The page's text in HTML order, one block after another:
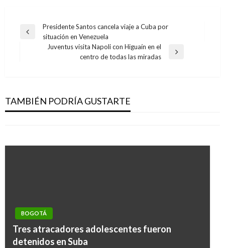
Navegación
Entrada
Presidente Santos cancela viaje a Cuba por
situación en Venezuela
Juventus visita Napoli con Higuaín en el
centro de todas las miradas
TAMBIÉN PODRÍA GUSTARTE
Centro Comercial Andino
Iván Briceño lunes abril 15, 2019
Bogotá emite bonos hoy por $600.000
millones
BOGOTÁ
Tres atracadores adolescentes fueron
detenidos en Suba